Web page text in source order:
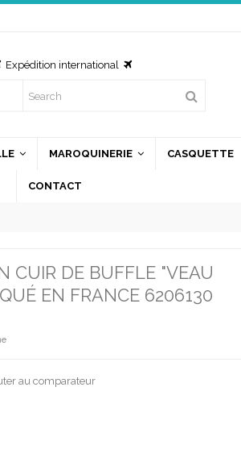
cookies
de navigation sur notre site,
trafic de notre site et pour comprendre
Expédition international
MAROQUINERIE CASQUETTE
CONTACT
CUIR DE BUFFLE "VEAU
EN FRANCE 6206130
au comparateur